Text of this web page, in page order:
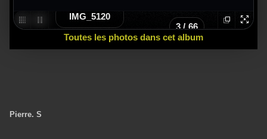
3/ 66
IMG_5120
Toutes les photos dans cet album
Pierre. S